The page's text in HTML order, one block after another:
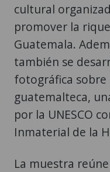
cultural
promover la
Guatemala.
también se
fotográfica sobre
guatemalteca,
por la UNESCO
Inmaterial de la
La muestra